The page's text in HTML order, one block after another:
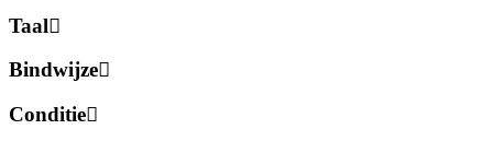
Taal
Bindwijze
Conditie